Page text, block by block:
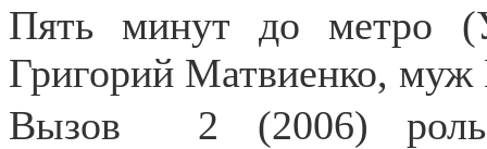
Пять минут до метро
Григорий Матвиенко,
Вызов
2 (2006)